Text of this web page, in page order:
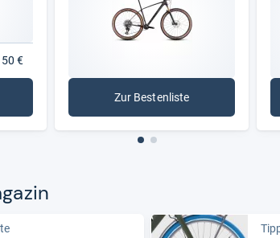
€
Zur Bestenliste
: Mountainbikes